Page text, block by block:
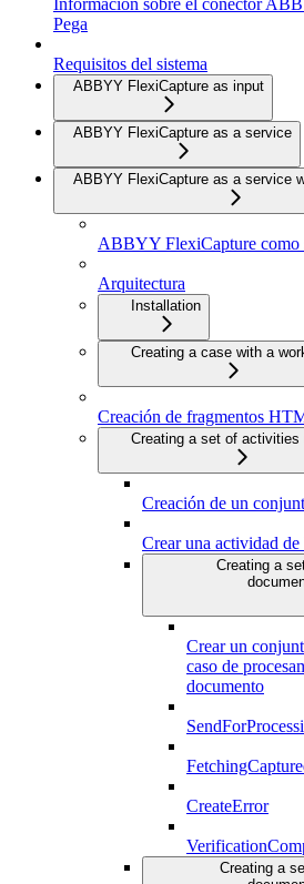
Información sobre el conector
Pega
Requisitos del sistema
ABBYY FlexiCapture as input
ABBYY FlexiCapture as a service
ABBYY FlexiCapture as a service
ABBYY FlexiCapture como
Arquitectura
Installation
Creating a case with a
Creación de fragmentos
Creating a set of activities
Creación de un
Crear una actividad de
Creating a
Crear un
caso de
documento
CreateError
Creating a